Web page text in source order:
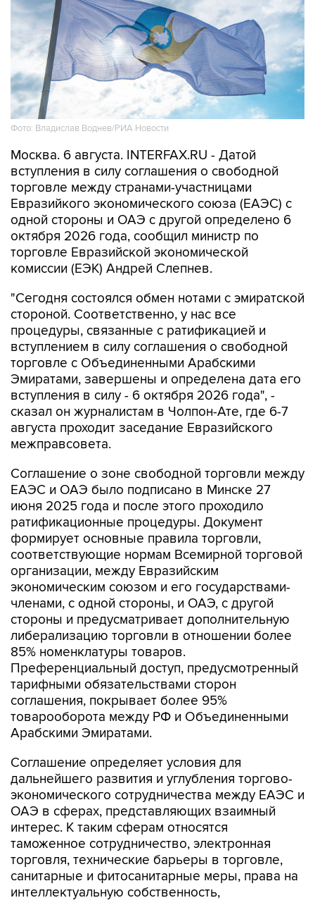
Фото: Владислав Воднев/РИА Новости
Москва. 6 августа. INTERFAX.RU - Датой
вступления в силу соглашения о свободной
торговле между странами-участницами
Евразийкого экономического союза (ЕАЭС) с
одной стороны и ОАЭ с другой определено 6
октября 2026 года, сообщил министр по
торговле Евразийской экономической
комиссии (ЕЭК) Андрей Слепнев.
"Сегодня состоялся обмен нотами с эмиратской
стороной. Соответственно, у нас все
процедуры, связанные с ратификацией и
вступлением в силу соглашения о свободной
торговле с Объединенными Арабскими
Эмиратами, завершены и определена дата его
вступления в силу - 6 октября 2026 года", -
сказал он журналистам в Чолпон-Ате, где 6-7
августа проходит заседание Евразийского
межправсовета.
Соглашение о зоне свободной торговли между
ЕАЭС и ОАЭ было подписано в Минске 27
июня 2025 года и после этого проходило
ратификационные процедуры. Документ
формирует основные правила торговли,
соответствующие нормам Всемирной торговой
организации, между Евразийским
экономическим союзом и его государствами-
членами, с одной стороны, и ОАЭ, с другой
стороны и предусматривает дополнительную
либерализацию торговли в отношении более
85% номенклатуры товаров.
Преференциальный доступ, предусмотренный
тарифными обязательствами сторон
соглашения, покрывает более 95%
товарооборота между РФ и Объединенными
Арабскими Эмиратами.
Соглашение определяет условия для
дальнейшего развития и углубления торгово-
экономического сотрудничества между ЕАЭС и
ОАЭ в сферах, представляющих взаимный
интерес. К таким сферам относятся
таможенное сотрудничество, электронная
торговля, технические барьеры в торговле,
санитарные и фитосанитарные меры, права на
интеллектуальную собственность,